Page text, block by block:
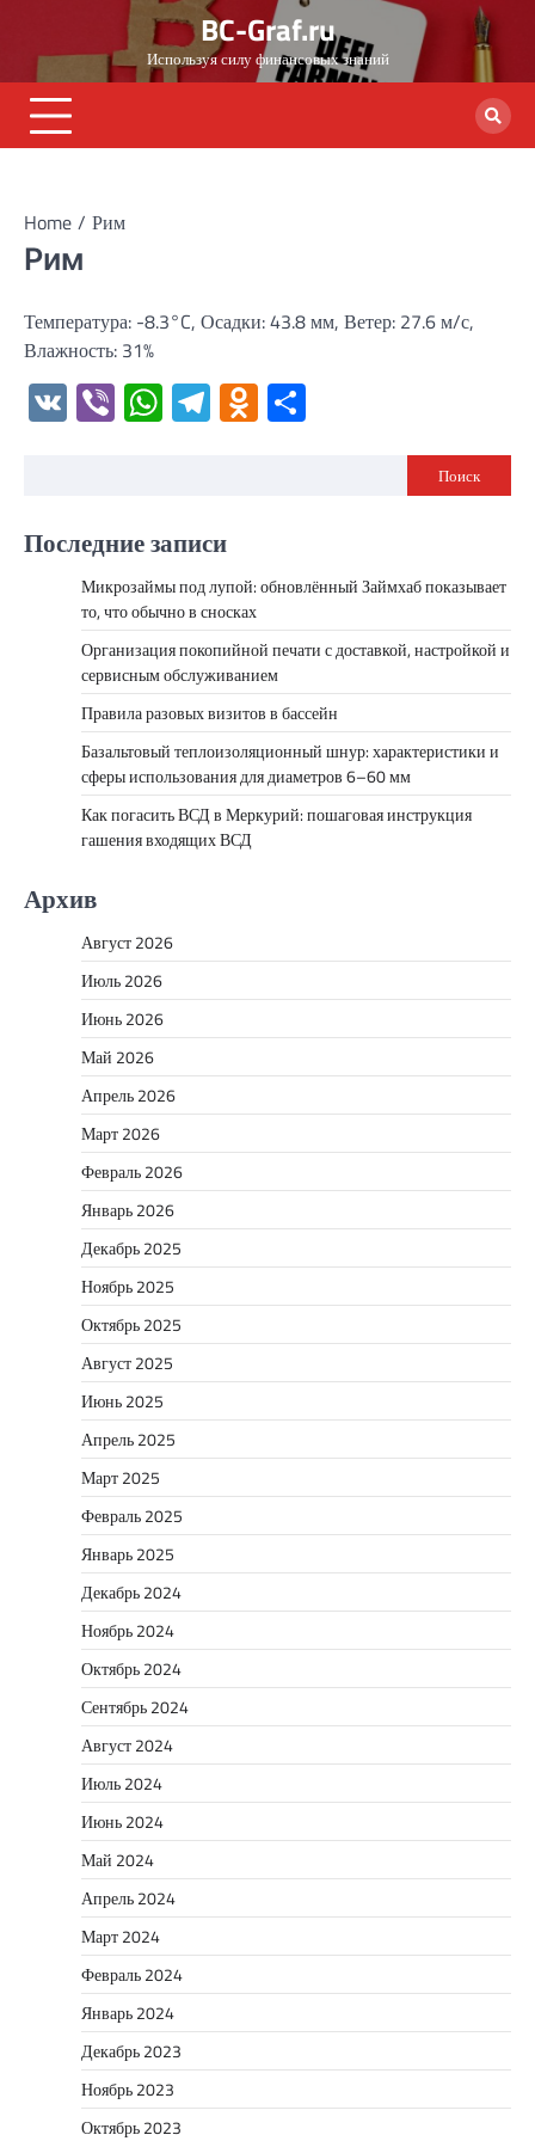
content
BC-Graf.ru
Используя силу финансовых знаний
Home Рим
Рим
Температура: -8.3°C, Осадки: 43.8 мм, Ветер: 27.6 м/с,
Влажность: 31%
VK ViberWhatsApp
Telegram
Odnoklassniki
Поиск
Последние записи
Микрозаймы под лупой: обновлённый Займхаб показывает
то, что обычно в сносках
Организация покопийной печати с доставкой, настройкой и
сервисным обслуживанием
Правила разовых визитов в бассейн
Базальтовый теплоизоляционный шнур: характеристики и
сферы использования для диаметров 6–60 мм
Как погасить ВСД в Меркурий: пошаговая инструкция
гашения входящих ВСД
Архив
Август 2026
Июль 2026
Июнь 2026
Май 2026
Апрель 2026
Март 2026
Февраль 2026
Январь 2026
Декабрь 2025
Ноябрь 2025
Октябрь 2025
Август 2025
Июнь 2025
Апрель 2025
Март 2025
Февраль 2025
Январь 2025
Декабрь 2024
Ноябрь 2024
Октябрь 2024
Сентябрь 2024
Август 2024
Июль 2024
Июнь 2024
Май 2024
Апрель 2024
Март 2024
Февраль 2024
Январь 2024
Декабрь 2023
Ноябрь 2023
Октябрь 2023